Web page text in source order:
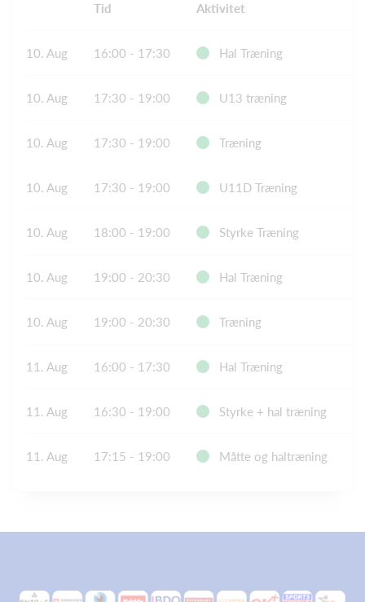
Tid Aktivitet
10. Aug 16:00 - 17:30 Hal Træning
10. Aug 17:30 - 19:00 U13 træning
10. Aug 17:30 - 19:00 Træning
10. Aug 17:30 - 19:00 U11D Træning
10. Aug 18:00 - 19:00 Styrke Træning
10. Aug 19:00 - 20:30 Hal Træning
10. Aug 19:00 - 20:30 Træning
11. Aug 16:00 - 17:30 Hal Træning
11. Aug 16:30 - 19:00 Styrke + hal træning
11. Aug 17:15 - 19:00 Måtte og haltræning